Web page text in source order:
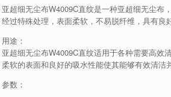
亚超细无尘布W4009C直纹是一种亚超细无尘布
经过特殊处理，表面柔软，不易脱纤维，具有良
用途：
亚超细无尘布W4009C直纹适用于各种需要高效
柔软的表面和良好的吸水性能使其能够有效清洁
参数：